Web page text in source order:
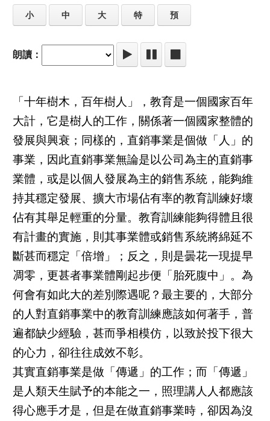
小 中 大 特 預
朗讀：
「十年樹木，百年樹人」，教育是一個國家百年
大計，它是樹人的工作，關係著一個國家整體的
發展與興衰；同樣的，直銷事業是個做「人」的
事業，因此直銷事業無論是以公司為主的直銷事
業體，或是以個人發展為主的銷售系統，能夠維
持其穩定發展、擴大市場佔有率的教育訓練好壞
佔有其舉足輕重的分量。教育訓練能夠得體且很
有計畫的實施，則其事業體或銷售系統將綿延不
斷甚而穩定「倍增」；反之，則是曇花一現提早
凋零，更甚者事業體剛起步便「胎死腹中」。為
何會有如此大的差別際遇呢？最主要的，大部分
的人對直銷事業中的教育訓練應該如何著手，普
遍都缺少經驗，甚而爭相模仿，以致於投下很大
的心力，卻往往成效不彰。
其實直銷事業是做「傳遞」的工作；而「傳遞」
是人類天生賦予的本能之一，照理講人人都應該
得心應手才是，但是在做直銷事業時，卻因為沒